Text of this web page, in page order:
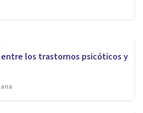
entre los trastornos psicóticos y